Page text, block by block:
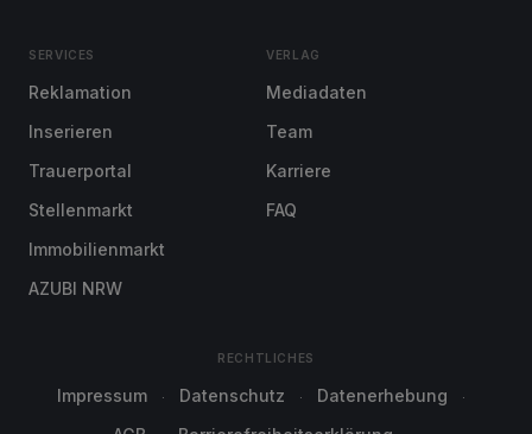
SERVICES
Reklamation
Inserieren
Trauerportal
Stellenmarkt
Immobilienmarkt
AZUBI NRW
VERLAG
Mediadaten
Team
Karriere
FAQ
RECHTLICHES
Impressum Datenschutz
Datenerhebung